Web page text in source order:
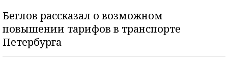
Беглов рассказал о возможном
повышении тарифов в транспорте
Петербурга